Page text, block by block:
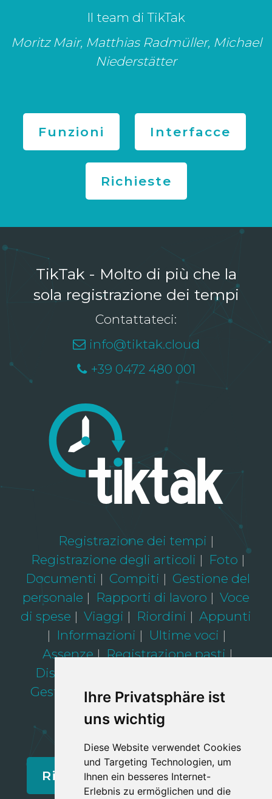
Ihre Privatsphäre ist
uns wichtig
Diese Website verwendet Cookies
und Targeting Technologien, um
Ihnen ein besseres Internet-
Erlebnis zu ermöglichen und die
Il team di TikTak
Moritz Mair, Matthias Radmüller, Michael
Niederstätter
Funzioni Interfacce
Richieste
TikTak - Molto di più che la
sola registrazione dei tempi
Contattateci:
info@tiktak.cloud
+39 0472 480 001
Registrazione dei tempi
Registrazione degli articoli
Foto
Documenti
Compiti
Gestione del
personale
Rapporti di lavoro
Voce
di spese
Viaggi Riordini
Appunti
Informazioni
Ultime voci
Assenze
Registrazione pasti
Dispositivi
Gestione dei progetti
Interfacce
Amministrazione
Richiedi una consulenza